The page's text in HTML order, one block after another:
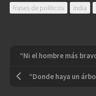
frases de políticos
india